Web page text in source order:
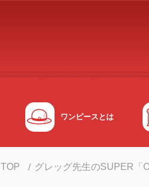
ワンピースとは
TOP グレッグ先生のSUPER「